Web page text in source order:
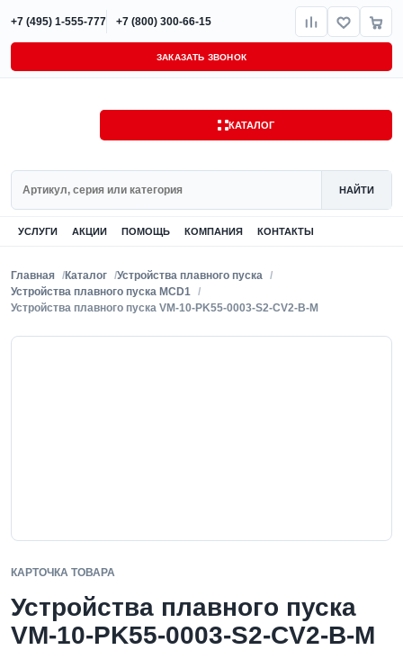
+7 (495) 1-555-777 +7 (800) 300-66-15
ЗАКАЗАТЬ ЗВОНОК
КАТАЛОГ
НАЙТИ
УСЛУГИ АКЦИИ ПОМОЩЬ КОМПАНИЯ КОНТАКТЫ
Главная Каталог
Устройства плавного пуска
Устройства плавного пуска MCD1
Устройства плавного пуска VM-10-PK55-0003-S2-CV2-B-M
КАРТОЧКА ТОВАРА
Устройства плавного пуска
VM-10-PK55-0003-S2-CV2-B-M